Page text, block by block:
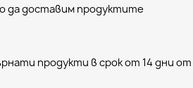
да доставим продуктите
продукти в срок от 14 дни от